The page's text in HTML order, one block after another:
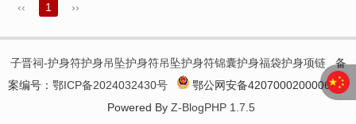
‹‹ 1 ››
子晋祠-护身符护身吊坠护身符吊坠护身符锦囊护身福袋护身项链备
案编号： 鄂ICP备2024032430号
鄂公网安备42070002000060号
Powered By Z-BlogPHP 1.7.5